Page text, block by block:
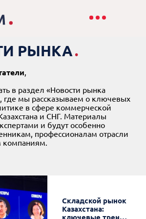
РЫНКА.
,
в раздел «Новости рынка
где мы рассказываем о ключевых
в сфере коммерческой
и СНГ. Материалы
и будут особенно
профессионалам отрасли
В ТРЦ Minsk City
Mall открыли
событийное
Крупные
торговые центры
Ташкента обяжут
Складской рынок
Казахстана:
ключевые тренды
Современные
форматы
торговли
В Костанае
построят первый
складской
Поход в ресторан
в Грузии стал
дороже: за год
В Ташкентской
области построят
три логистических